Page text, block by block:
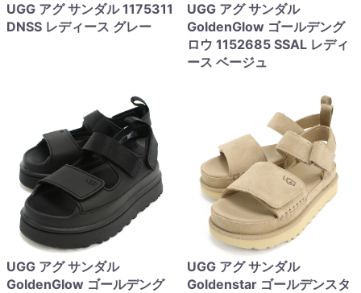
UGG アグ サンダル 1175311
DNSS レディース グレー
UGG アグ サンダル
GoldenGlow ゴールデング
ロウ 1152685 SSAL レディ
ース ベージュ
UGG アグ サンダル
GoldenGlow ゴールデング
UGG アグ サンダル
Goldenstar ゴールデンスタ